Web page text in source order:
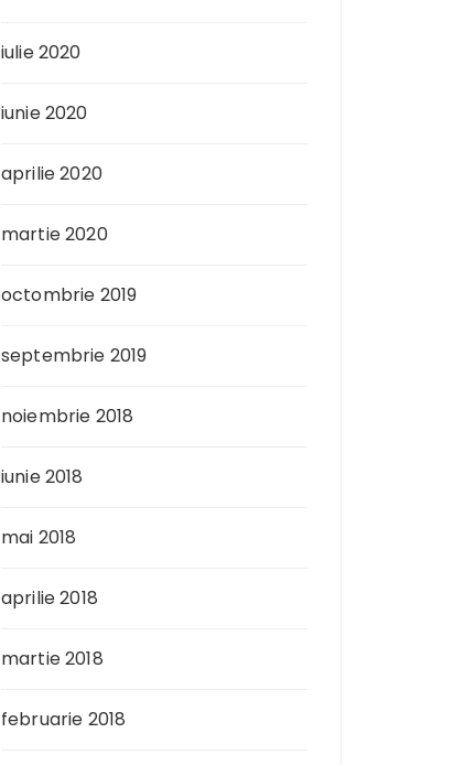
iulie 2020
iunie 2020
aprilie 2020
martie 2020
octombrie 2019
septembrie 2019
noiembrie 2018
iunie 2018
mai 2018
aprilie 2018
martie 2018
februarie 2018